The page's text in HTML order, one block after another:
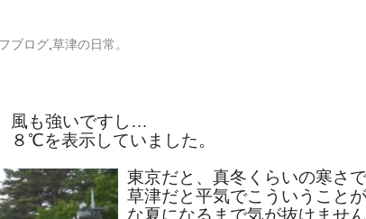
ブログ,草津の日常。
風も強いですし…
８℃を表示していました。
東京だと、真冬くらいの寒さで
草津だと平気でこういうこと